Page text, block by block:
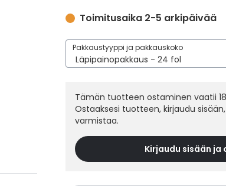
Toimitusaika 2-5 arkipäivää
Pakkaustyyppi ja pakkauskoko
Tämän tuotteen ostaminen vaatii
Ostaaksesi tuotteen, kirjaudu
varmistaa.
Kirjaudu sisään ja